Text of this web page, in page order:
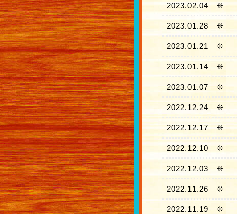
2023.02.04 ❊
2023.01.28 ❊
2023.01.21 ❊
2023.01.14 ❊
2023.01.07❊
2022.12.24 ❊
2022.12.17❊
2022.12.10 ❊
2022.12.03 ❊
2022.11.26 ❊
2022.11.19 ❊